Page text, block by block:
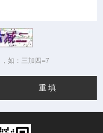
如：三加四=7